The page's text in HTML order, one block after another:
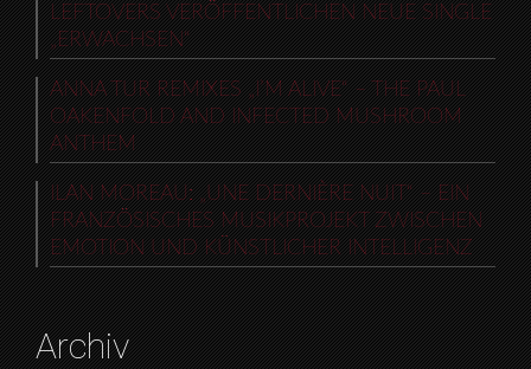
LEFTOVERS VERÖFFENTLICHEN NEUE SINGLE
„ERWACHSEN“
ANNA TUR REMIXES „I’M ALIVE“ – THE PAUL
OAKENFOLD AND INFECTED MUSHROOM
ANTHEM
ILAN MOREAU: „UNE DERNIÈRE NUIT“ – EIN
FRANZÖSISCHES MUSIKPROJEKT ZWISCHEN
EMOTION UND KÜNSTLICHER INTELLIGENZ
Archiv